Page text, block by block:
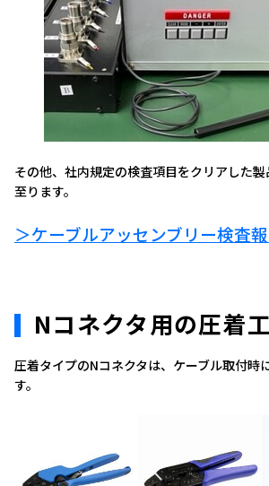
その他、社内規定の検査項目をクリアした
至ります。
＞ケーブルアッセンブリー検査
Nコネクタ用の圧着
圧着タイプのNコネクタは、ケーブル取付時
す。